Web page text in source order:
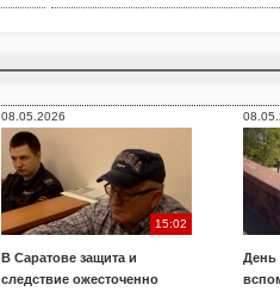
08.05.2026
15:02
В Саратове защита и
следствие ожесточенно
День